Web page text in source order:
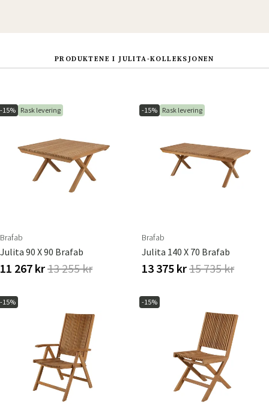
PRODUKTENE I JULITA-KOLLEKSJONEN
-15% Rask levering
Brafab
Julita 90 X 90 Brafab
11 267 kr13 255 kr
-15% Rask levering
Brafab
Julita 140 X 70 Brafab
13 375 kr15 735 kr
-15% -15%